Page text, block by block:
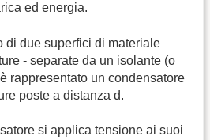
ed energia.
di due superfici di materiale
- separate da un isolante (o
rappresentato un condensatore
poste a distanza d.
si applica tensione ai suoi